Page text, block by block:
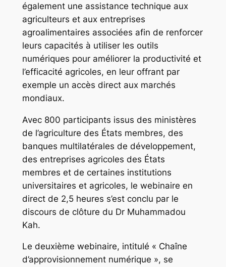
également une assistance technique aux
agriculteurs et aux entreprises
agroalimentaires associées afin de renforcer
leurs capacités à utiliser les outils
numériques pour améliorer la productivité et
l’efficacité agricoles, en leur offrant par
exemple un accès direct aux marchés
mondiaux.
Avec 800 participants issus des ministères
de l’agriculture des États membres, des
banques multilatérales de développement,
des entreprises agricoles des États
membres et de certaines institutions
universitaires et agricoles, le webinaire en
direct de 2,5 heures s’est conclu par le
discours de clôture du Dr Muhammadou
Kah.
Le deuxième webinaire, intitulé « Chaîne
d’approvisionnement numérique », se